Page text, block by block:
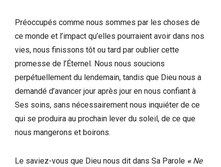
Préoccupés comme nous sommes par les choses de
ce monde et l’impact qu’elles pourraient avoir dans nos
vies, nous finissons tôt ou tard par oublier cette
promesse de l’Éternel. Nous nous soucions
perpétuellement du lendemain, tandis que Dieu nous a
demandé d’avancer jour après jour en nous confiant à
Ses soins, sans nécessairement nous inquiéter de ce
qui se produira au prochain lever du soleil, de ce que
nous mangerons et boirons.
Le saviez-vous que Dieu nous dit dans Sa Parole « Ne